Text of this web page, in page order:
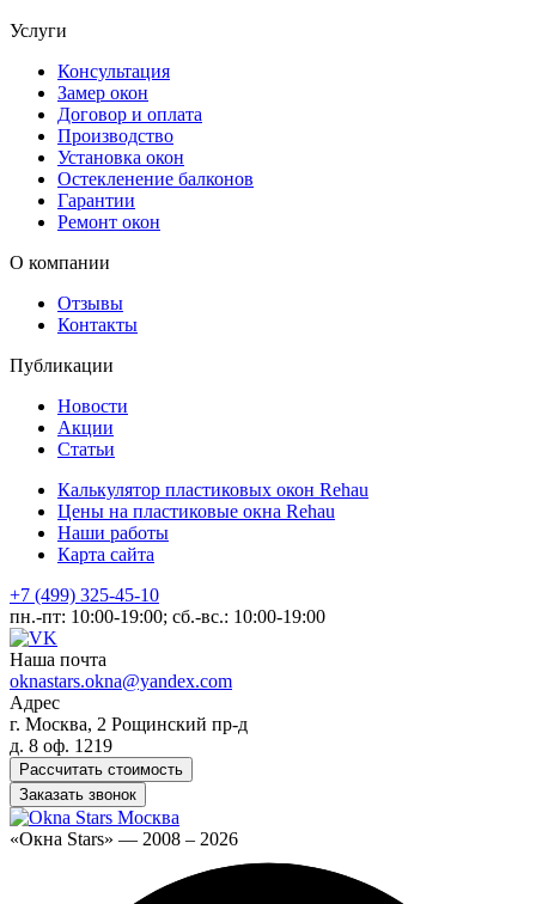
Услуги
Консультация
Замер окон
Договор и оплата
Производство
Установка окон
Остекленение балконов
Гарантии
Ремонт окон
О компании
Отзывы
Контакты
Публикации
Новости
Акции
Статьи
Калькулятор пластиковых окон Rehau
Цены на пластиковые окна Rehau
Наши работы
Карта сайта
+7 (499) 325-45-10
пн.-пт: 10:00-19:00; сб.-вс.: 10:00-19:00
Наша почта
oknastars.okna@yandex.com
Адрес
г. Москва, 2 Рощинский пр-д
д. 8 оф. 1219
Рассчитать стоимость
Заказать звонок
«Окна Stars» — 2008 – 2026